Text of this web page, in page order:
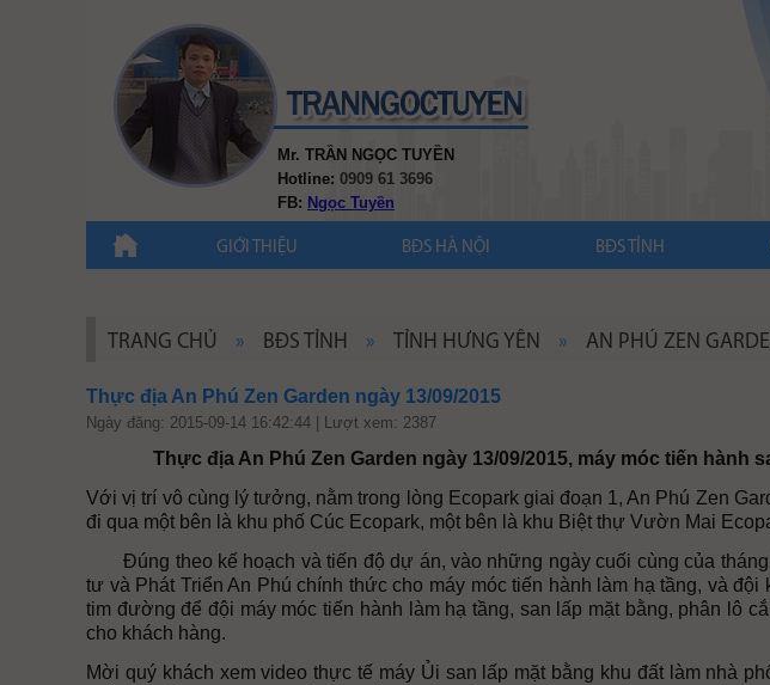
Mr. TRẦN NGỌC TUYỀN
Hotline: 0909 61 3696
FB: Ngọc Tuyền
GIỚI THIỆU BĐS HÀ NỘI BĐS TỈNH
TRANG CHỦ » BĐS TỈNH » TỈNH HƯNG YÊN » AN PHÚ ZEN
Thực địa An Phú Zen Garden ngày 13/09/2015
Ngày đăng: 2015-09-14 16:42:44 | Lượt xem: 2387
Thực địa An Phú Zen Garden ngày 13/09/2015, máy móc tiến hành
Với vị trí vô cùng lý tưởng, nằm trong lòng Ecopark giai đoạn 1, An Phú Zen
đi qua một bên là khu phố Cúc Ecopark, một bên là khu Biệt thự Vườn Mai
Đúng theo kế hoạch và tiến độ dự án, vào những ngày cuối cùng của
tư và Phát Triển An Phú chính thức cho máy móc tiến hành làm hạ tầng, và
tim đường để đội máy móc tiến hành làm hạ tầng, san lấp mặt bằng, phân lô
cho khách hàng.
Mời quý khách xem video thực tế máy Ủi san lấp mặt bằng khu đất làm nhà